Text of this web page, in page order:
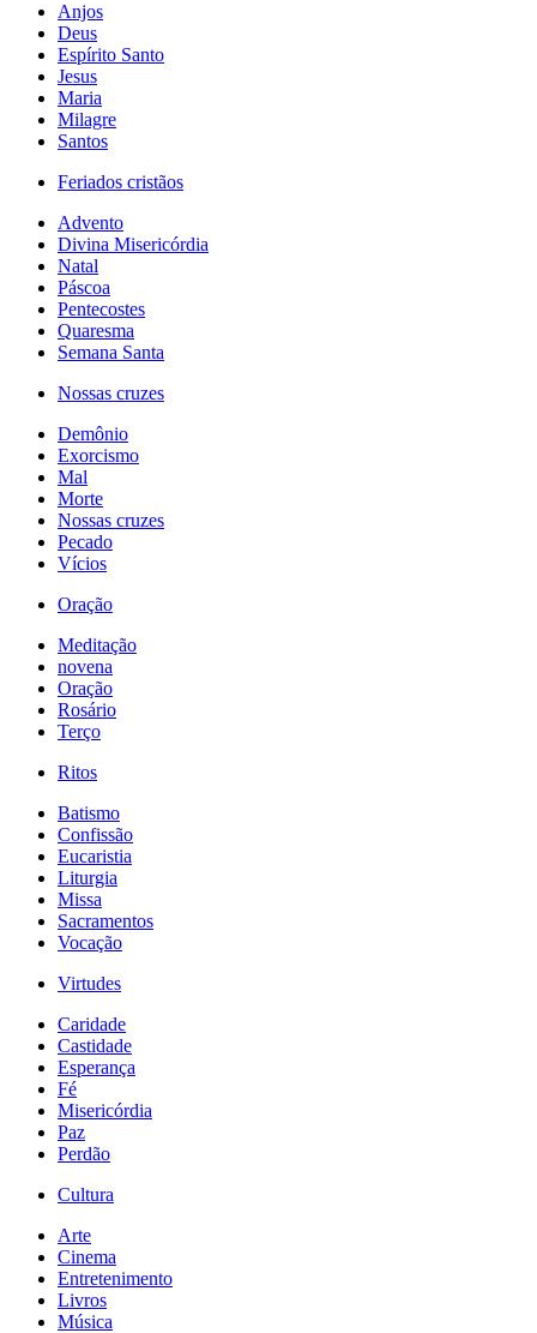
Anjos
Deus
Espírito Santo
Jesus
Maria
Milagre
Santos
Feriados cristãos
Advento
Divina Misericórdia
Natal
Páscoa
Pentecostes
Quaresma
Semana Santa
Nossas cruzes
Demônio
Exorcismo
Mal
Morte
Nossas cruzes
Pecado
Vícios
Oração
Meditação
novena
Oração
Rosário
Terço
Ritos
Batismo
Confissão
Eucaristia
Liturgia
Missa
Sacramentos
Vocação
Virtudes
Caridade
Castidade
Esperança
Fé
Misericórdia
Paz
Perdão
Cultura
Arte
Cinema
Entretenimento
Livros
Música